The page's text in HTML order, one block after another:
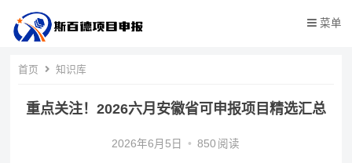
菜单
首页 知识库
重点关注！2026六月安徽省可申报项目精选汇总
2026年6月5日 • 850 阅读